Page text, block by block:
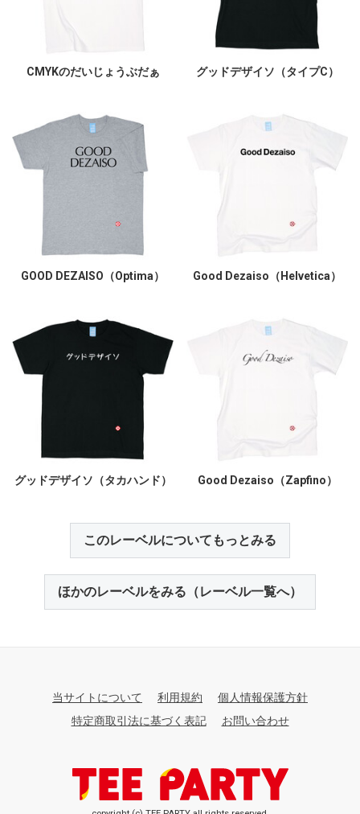
CMYKのだいじょうぶだぁ グッドデザイソ（タイプC）
GOOD DEZAISO（Optima） Good Dezaiso（Helvetica）
グッドデザイソ（タカハンド） Good Dezaiso（Zapfino）
このレーベルについてもっとみる
ほかのレーベルをみる（レーベル一覧へ）
当サイトについて 利用規約
個人情報保護方針
特定商取引法に基づく表記
お問い合わせ